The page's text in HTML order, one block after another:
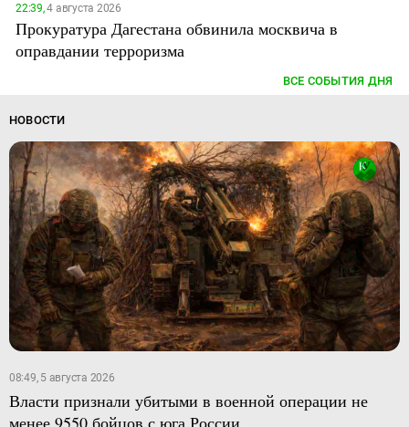
22:39,4 августа 2026
Прокуратура Дагестана обвинила москвича в
оправдании терроризма
ВСЕ СОБЫТИЯ ДНЯ
НОВОСТИ
08:49, 5 августа 2026
Власти признали убитыми в военной операции не
менее 9550 бойцов с юга России